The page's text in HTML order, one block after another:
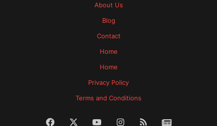
About Us
Blog
Contact
Home
Home
Privacy Policy
Terms and Conditions
Facebook YouTubeInstagram
RSS News